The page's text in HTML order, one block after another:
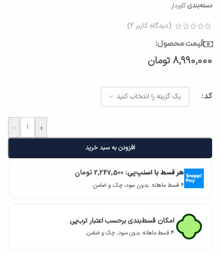
دسته‌بندی کاوردار
(دیدگاه کاربر 2
)
قیمت محصول:
8,990,000 تومان
کد
- +
افزودن به سبد خرید
هر قسط با اسنپ‌پی: 2,247,500 تومان
۴ قسط ماهانه. بدون سود، چک و ضامن.
امکان قسط‌بندی برحسب اعتبار ترب‌پی
۴ قسط ماهانه. بدون سود، چک و ضامن.